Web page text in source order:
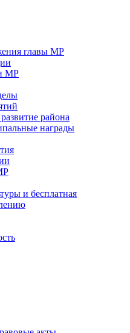
главы МР
МР
района
награды
и бесплатная